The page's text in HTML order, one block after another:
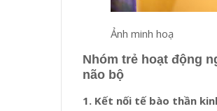
Ảnh minh hoạ
Nhóm trẻ hoạt động
não bộ
1. Kết nối tế bào thần